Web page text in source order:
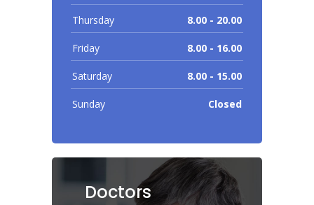
Thursday 8.00 - 20.00
Friday 8.00 - 16.00
Saturday 8.00 - 15.00
Sunday Closed
Doctors